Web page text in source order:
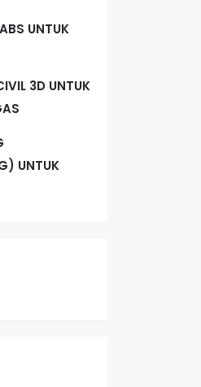
UNTUK
3D UNTUK
UNTUK